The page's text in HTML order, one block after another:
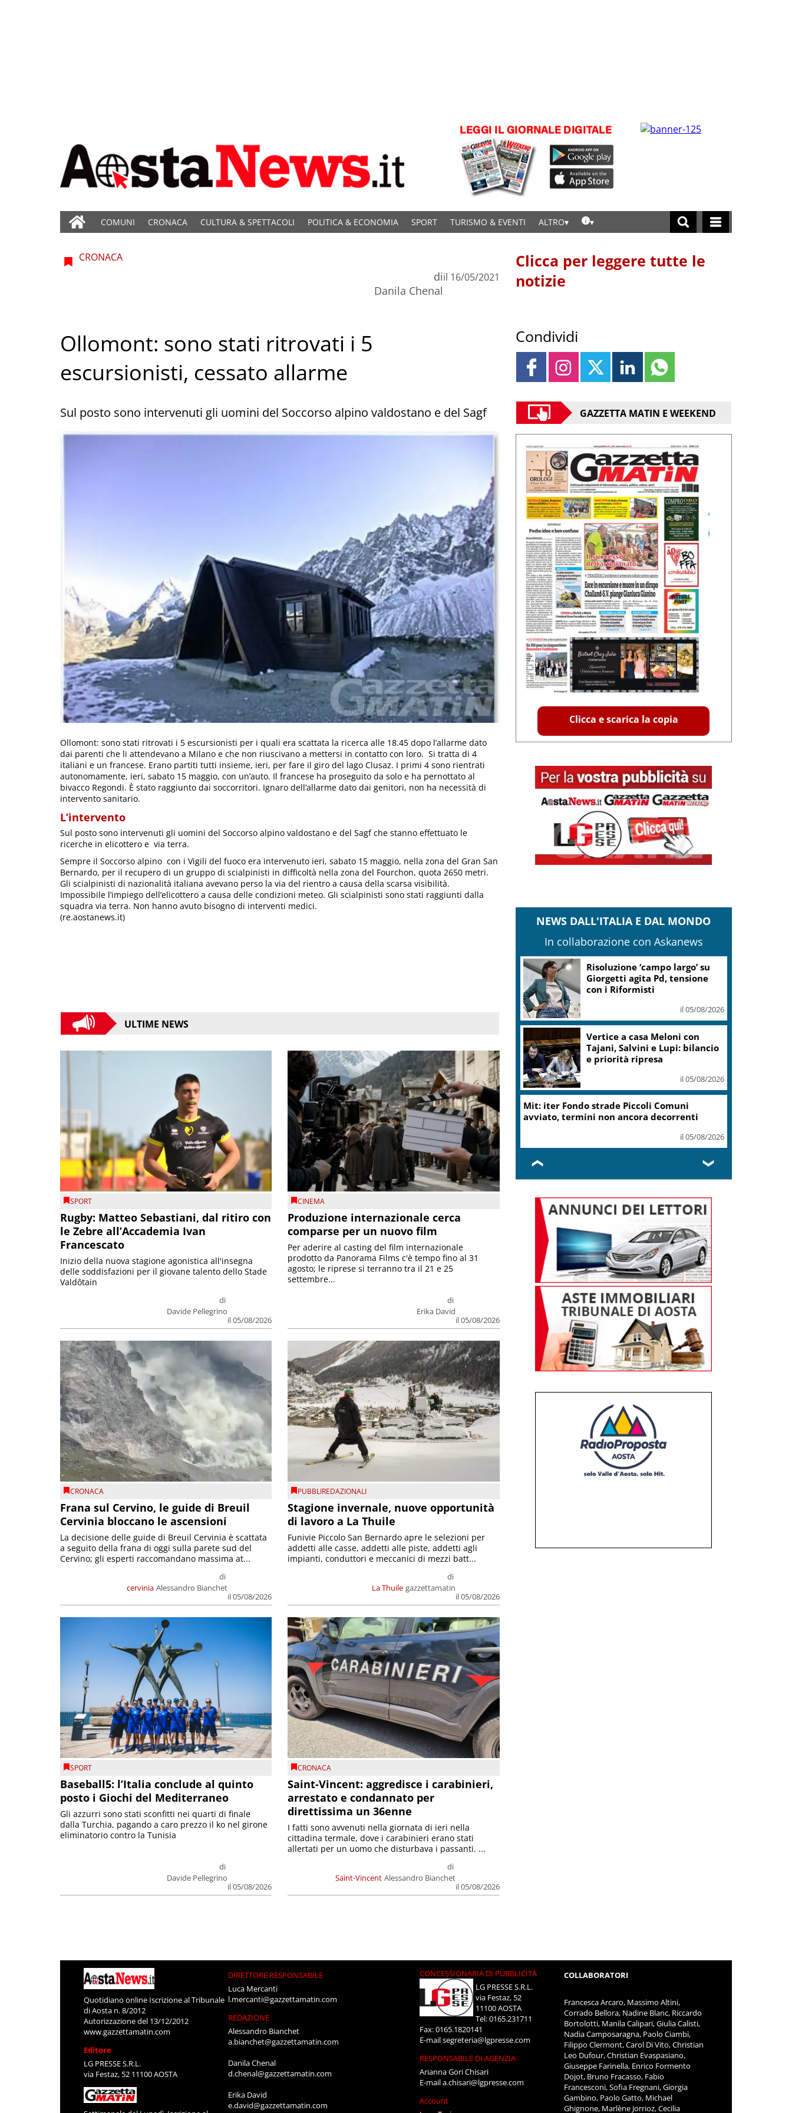
COMUNI CRONACA CULTURA & SPETTACOLI POLITICA & ECONOMIA SPORT TURISMO & EVENTI ALTRO
CRONACA
di
Danila Chenal
il 16/05/2021
Ollomont: sono stati ritrovati i 5
escursionisti, cessato allarme
Sul posto sono intervenuti gli uomini del Soccorso alpino valdostano e del Sagf
Ollomont: sono stati ritrovati i 5 escursionisti per i quali era scattata la ricerca alle 18.45 dopo l’allarme dato
dai parenti che li attendevano a Milano e che non riuscivano a mettersi in contatto con loro. Si tratta di 4
italiani e un francese. Erano partiti tutti insieme, ieri, per fare il giro del lago Clusaz. I primi 4 sono rientrati
autonomamente, ieri, sabato 15 maggio, con un’auto. Il francese ha proseguito da solo e ha pernottato al
bivacco Regondi. È stato raggiunto dai soccorritori. Ignaro dell’allarme dato dai genitori, non ha necessità di
intervento sanitario.
L’intervento
Sul posto sono intervenuti gli uomini del Soccorso alpino valdostano e del Sagf che stanno effettuato le
ricerche in elicottero e via terra.
Sempre il Soccorso alpino con i Vigili del fuoco era intervenuto ieri, sabato 15 maggio, nella zona del Gran San
Bernardo, per il recupero di un gruppo di scialpinisti in difficoltà nella zona del Fourchon, quota 2650 metri.
Gli scialpinisti di nazionalità italiana avevano perso la via del rientro a causa della scarsa visibilità.
Impossibile l’impiego dell’elicottero a causa delle condizioni meteo. Gli scialpinisti sono stati raggiunti dalla
squadra via terra. Non hanno avuto bisogno di interventi medici.
(re.aostanews.it)
ULTIME NEWS
SPORT
Rugby: Matteo Sebastiani, dal ritiro con
le Zebre all’Accademia Ivan
Francescato
di
Davide Pellegrino
il 05/08/2026
Inizio della nuova stagione agonistica all'insegna
delle soddisfazioni per il giovane talento dello Stade
Valdôtain
CINEMA
Produzione internazionale cerca
comparse per un nuovo film
di
Erika David
il 05/08/2026
Per aderire al casting del film internazionale
prodotto da Panorama Films c'è tempo fino al 31
agosto; le riprese si terranno tra il 21 e 25
settembre...
CRONACA
Frana sul Cervino, le guide di Breuil
Cervinia bloccano le ascensioni
cervinia
di
Alessandro Bianchet
il 05/08/2026
La decisione delle guide di Breuil Cervinia è scattata
a seguito della frana di oggi sulla parete sud del
Cervino; gli esperti raccomandano massima at...
PUBBLIREDAZIONALI
Stagione invernale, nuove opportunità
di lavoro a La Thuile
La Thuile
di
gazzettamatin
il 05/08/2026
Funivie Piccolo San Bernardo apre le selezioni per
addetti alle casse, addetti alle piste, addetti agli
impianti, conduttori e meccanici di mezzi batt...
SPORT
Baseball5: l’Italia conclude al quinto
posto i Giochi del Mediterraneo
di
Davide Pellegrino
il 05/08/2026
Gli azzurri sono stati sconfitti nei quarti di finale
dalla Turchia, pagando a caro prezzo il ko nel girone
eliminatorio contro la Tunisia
CRONACA
Saint-Vincent: aggredisce i carabinieri,
arrestato e condannato per
direttissima un 36enne
Saint-Vincent
di
Alessandro Bianchet
il 05/08/2026
I fatti sono avvenuti nella giornata di ieri nella
cittadina termale, dove i carabinieri erano stati
allertati per un uomo che disturbava i passanti. ...
Clicca per leggere tutte le
notizie
Condividi
GAZZETTA MATIN E WEEKEND
Clicca e scarica la copia
NEWS DALL'ITALIA E DAL MONDO
In collaborazione con Askanews
Risoluzione ‘campo largo’ su
Giorgetti agita Pd, tensione
con i Riformisti
il 05/08/2026
Vertice a casa Meloni con
Tajani, Salvini e Lupi: bilancio
e priorità ripresa
il 05/08/2026
Mit: iter Fondo strade Piccoli Comuni
avviato, termini non ancora decorrenti
il 05/08/2026
❮ ❯
Quotidiano online Iscrizione al Tribunale
di Aosta n. 8/2012
Autorizzazione del 13/12/2012
www.gazzettamatin.com
Editore
LG PRESSE S.R.L.
via Festaz, 52 11100 AOSTA
DIRETTORE RESPONSABILE
Luca Mercanti
l.mercanti@gazzettamatin.com
REDAZIONE
Alessandro Bianchet
a.bianchet@gazzettamatin.com
Danila Chenal
d.chenal@gazzettamatin.com
Erika David
e.david@gazzettamatin.com
CONCESSIONARIA DI PUBBLICITÀ
LG PRESSE S.R.L.
via Festaz, 52
11100 AOSTA
Tel: 0165.231711
Fax: 0165.1820141
E-mailsegreteria@lgpresse.com
RESPONSABILE DI AGENZIA
Arianna Gori Chisari
E-maila.chisari@lgpresse.com
Account
COLLABORATORI
Francesca Arcaro, Massimo Altini,
Corrado Bellora, Nadine Blanc, Riccardo
Bortolotti, Manila Calipari, Giulia Calisti,
Nadia Camposaragna, Paolo Ciambi,
Filippo Clermont, Carol Di Vito, Christian
Leo Dufour, Christian Evaspasiano,
Giuseppe Farinella, Enrico Formento
Dojot, Bruno Fracasso, Fabio
Francesconi, Sofia Fregnani, Giorgia
Gambino, Paolo Gatto, Michael
Ghignone, Marlène Jorrioz, Cecilia